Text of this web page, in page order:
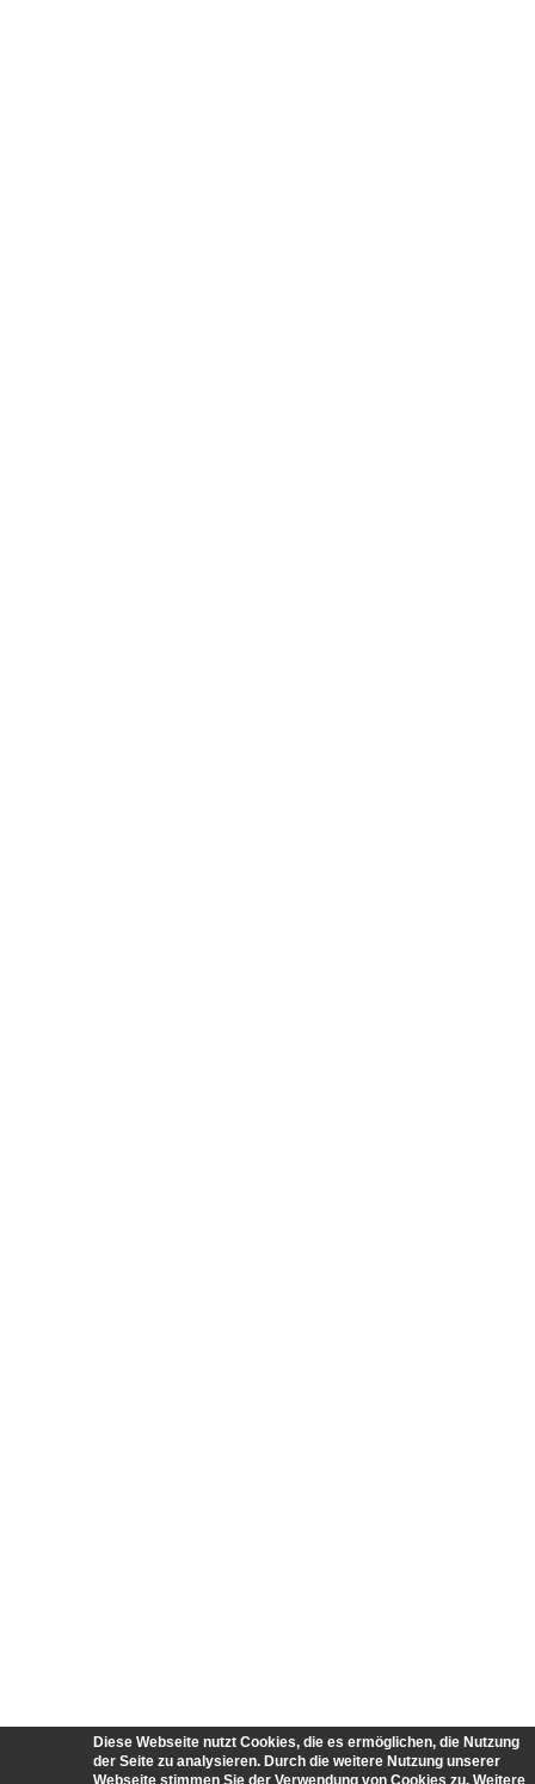
Diese Webseite nutzt Cookies, die es ermöglichen, die Nutzung
der Seite zu analysieren. Durch die weitere Nutzung unserer
Webseite stimmen Sie der Verwendung von Cookies zu. Weitere